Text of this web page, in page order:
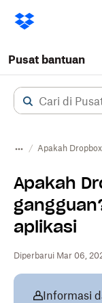
Pusat bantuan
Apakah
Apakah
aplikasi
Diperbarui Mar 06,
Informasi